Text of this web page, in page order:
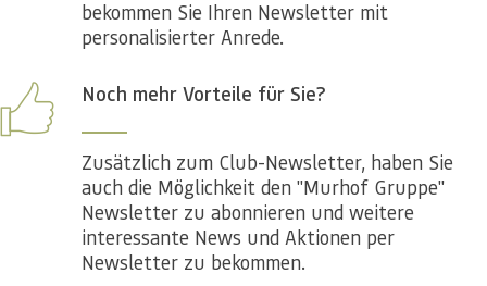
bekommen Sie Ihren Newsletter mit
personalisierter Anrede.
Noch mehr Vorteile für Sie?
Zusätzlich zum Club-Newsletter, haben Sie
auch die Möglichkeit den "Murhof Gruppe"
Newsletter zu abonnieren und weitere
interessante News und Aktionen per
Newsletter zu bekommen.